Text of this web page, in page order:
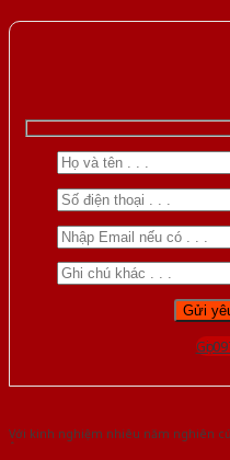
Gọi
Với kinh nghiệm nhiêu năm nghiên
Âu.Chúng tôi tự tin là nhà sản xuất &